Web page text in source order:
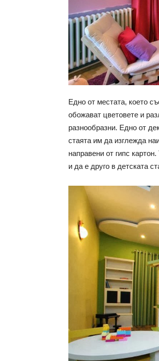
Едно от местата, което
обожават цветовете и
разнообразни. Едно от
стаята им да изглежда
направени от гипс
и да е друго в детската